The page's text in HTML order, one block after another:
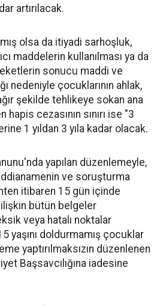
artırılacak.
olsa da itiyadi sarhoşluk,
maddelerin kullanılması ya da
sonucu maddi ve
nedeniyle çocuklarının ahlak,
şekilde tehlikeye sokan ana
cezasının sınırı ise "3
1 yıldan 3 yıla kadar olacak.
yapılan düzenlemeyle,
ve soruşturma
itibaren 15 gün içinde
bütün belgeler
veya hatalı noktalar
yaşını doldurmamış çocuklar
yaptırılmaksızın düzenlenen
Başsavcılığına iadesine